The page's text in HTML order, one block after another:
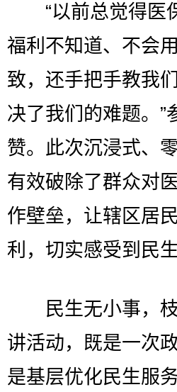
“以前总觉得医
福利不知道、不会
致，还手把手教我
决了我们的难题。”
赞。此次沉浸式、
有效破除了群众对
作壁垒，让辖区居
利，切实感受到民
民生无小事，枝
讲活动，既是一次
是基层优化民生服